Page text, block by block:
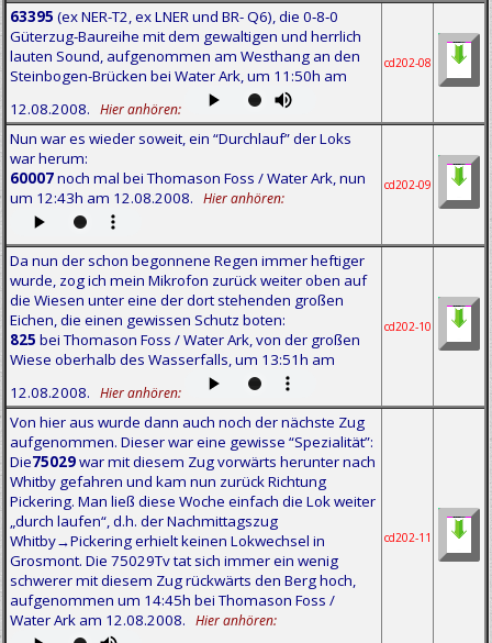
63395 (ex NER-T2, ex LNER und BR- Q6), die 0‑8‑0
Güterzug-Baureihe mit dem gewaltigen und herrlich
lauten Sound, aufgenommen am Westhang an den
Steinbogen-Brücken bei Water Ark, um 11:50h am
12.08.2008.
Hier anhören:
cd202-08
Nun war es wieder soweit, ein “Durchlauf” der Loks
war herum:
60007noch mal bei Thomason Foss / Water Ark, nun
um 12:43h am 12.08.2008.
Hier anhören:
cd202-09
Da nun der schon begonnene Regen immer heftiger
wurde, zog ich mein Mikrofon zurück weiter oben auf
die Wiesen unter eine der dort stehenden großen
Eichen, die einen gewissen Schutz boten:
825 bei Thomason Foss / Water Ark, von der großen
Wiese oberhalb des Wasserfalls, um 13:51h am
12.08.2008.
Hier anhören:
cd202-10
Von hier aus wurde dann auch noch der nächste Zug
aufgenommen. Dieser war eine gewisse “Spezialität”:
Die75029war mit diesem Zug vorwärts herunter nach
Whitby gefahren und kam nun zurück Richtung
Pickering. Man ließ diese Woche einfach die Lok weiter
„durch laufen“, d.h. der Nachmittagszug
Whitby→Pickering erhielt keinen Lokwechsel in
Grosmont. Die 75029Tv tat sich immer ein wenig
schwerer mit diesem Zug rückwärts den Berg hoch,
aufgenommen um 14:45h bei Thomason Foss /
Water Ark am 12.08.2008.
Hier anhören:
cd202-11